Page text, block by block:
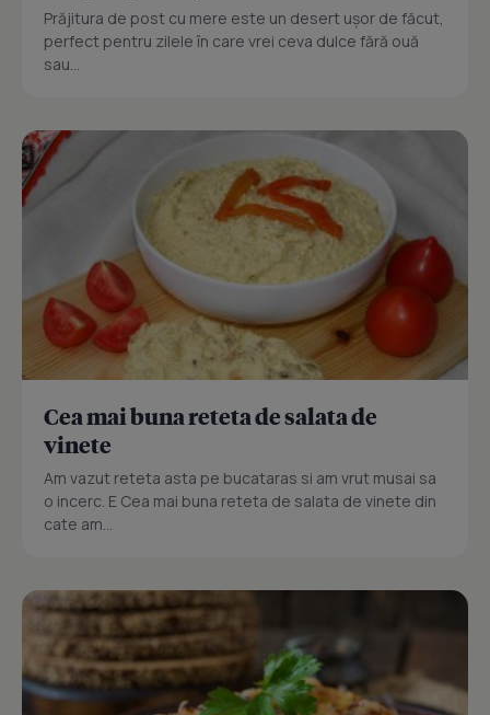
Prăjitura de post cu mere este un desert ușor de făcut,
perfect pentru zilele în care vrei ceva dulce fără ouă
sau...
Cea mai buna reteta de salata de
vinete
Am vazut reteta asta pe bucataras si am vrut musai sa
o incerc. E Cea mai buna reteta de salata de vinete din
cate am...